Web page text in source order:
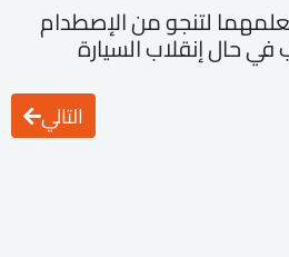
لتنجو من الإصطدام
في حال إنقلاب السيارة
التالي